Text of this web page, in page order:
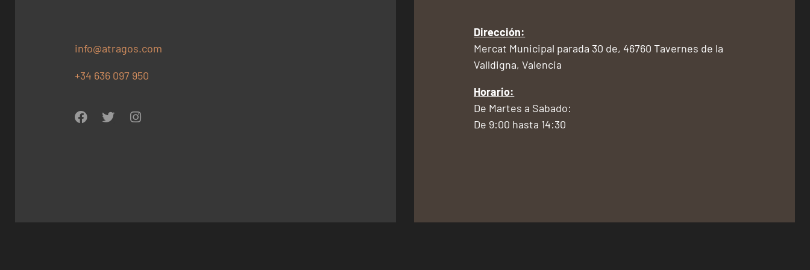
info@atragos.com
+34 636 097 950
Dirección:
Mercat Municipal parada 30 de, 46760 Tavernes de la
Valldigna, Valencia
Horario:
De Martes a Sabado:
De 9:00 hasta 14:30